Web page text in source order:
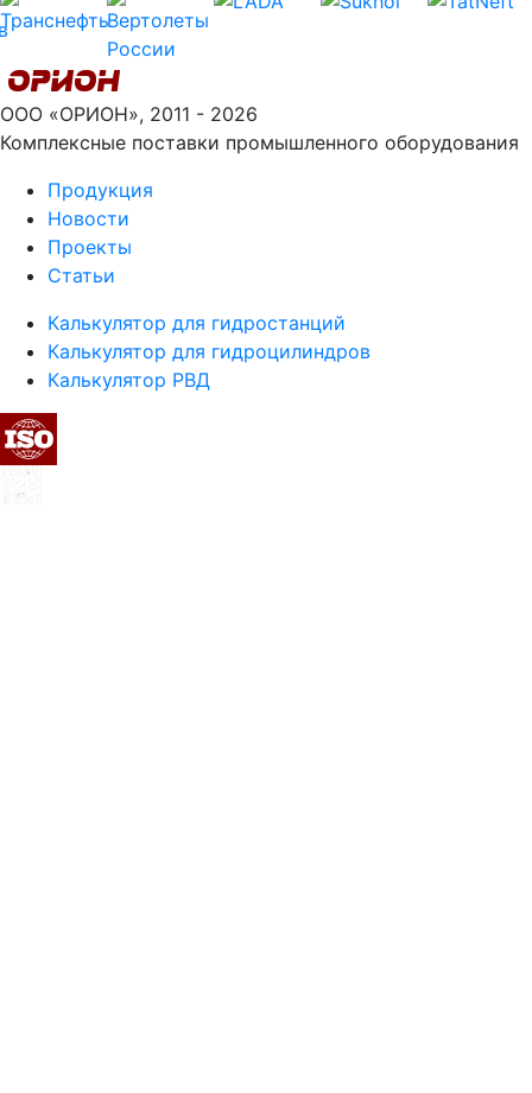
ООО «ОРИОН», 2011 - 2026
Комплексные поставки промышленного оборудования
Продукция
Новости
Проекты
Статьи
Калькулятор для гидростанций
Калькулятор для гидроцилиндров
Калькулятор РВД